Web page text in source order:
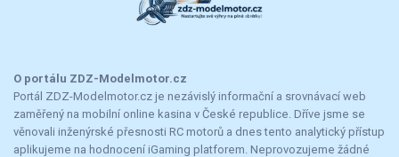
O portálu ZDZ-Modelmotor.cz
Portál ZDZ-Modelmotor.cz je nezávislý informační a srovnávací web
zaměřený na mobilní online kasina v České republice. Dříve jsme se
věnovali inženýrské přesnosti RC motorů a dnes tento analytický přístup
aplikujeme na hodnocení iGaming platforem. Neprovozujeme žádné